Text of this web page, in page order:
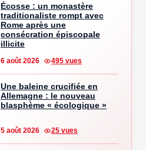
Écosse : un monastère
traditionaliste rompt avec
Rome après une
consécration épiscopale
illicite
6 août 2026 495 vues
Une baleine crucifiée en
Allemagne : le nouveau
blasphème « écologique »
5 août 2026 25 vues